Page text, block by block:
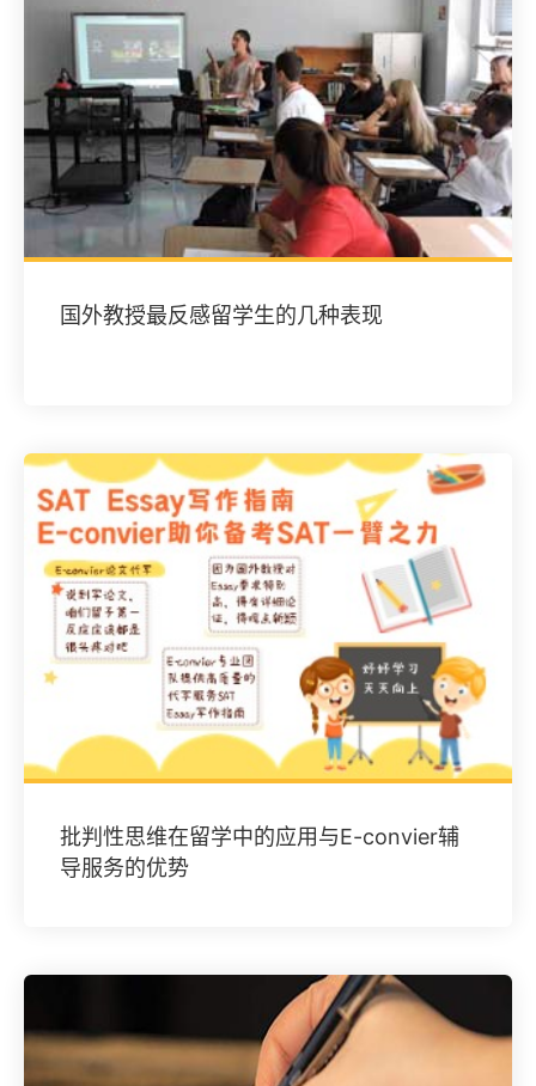
国外教授最反感留学生的几种表现
批判性思维在留学中的应用与E-convier辅
导服务的优势